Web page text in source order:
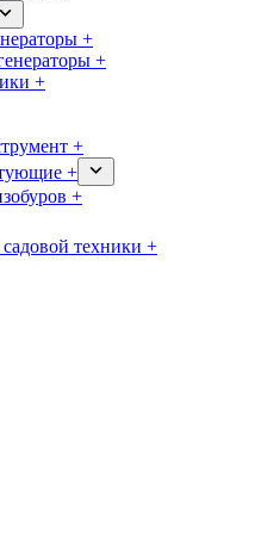
+
+
+
+
+
+
техники +